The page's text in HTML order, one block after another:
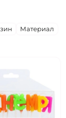
Материал